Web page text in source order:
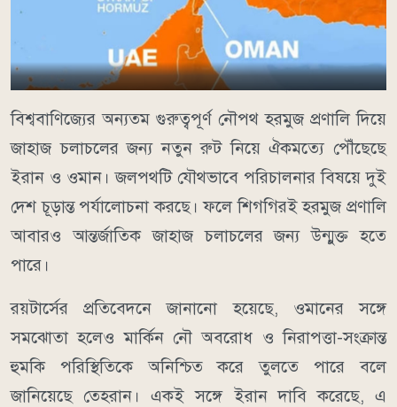
বিশ্ববাণিজ্যের অন্যতম গুরুত্বপূর্ণ নৌপথ হরমুজ প্রণালি দিয়ে
জাহাজ চলাচলের জন্য নতুন রুট নিয়ে ঐকমত্যে পৌঁছেছে
ইরান ও ওমান। জলপথটি যৌথভাবে পরিচালনার বিষয়ে দুই
দেশ চূড়ান্ত পর্যালোচনা করছে। ফলে শিগগিরই হরমুজ প্রণালি
আবারও আন্তর্জাতিক জাহাজ চলাচলের জন্য উন্মুক্ত হতে
পারে।
রয়টার্সের প্রতিবেদনে জানানো হয়েছে, ওমানের সঙ্গে
সমঝোতা হলেও মার্কিন নৌ অবরোধ ও নিরাপত্তা-সংক্রান্ত
হুমকি পরিস্থিতিকে অনিশ্চিত করে তুলতে পারে বলে
জানিয়েছে তেহরান। একই সঙ্গে ইরান দাবি করেছে, এ